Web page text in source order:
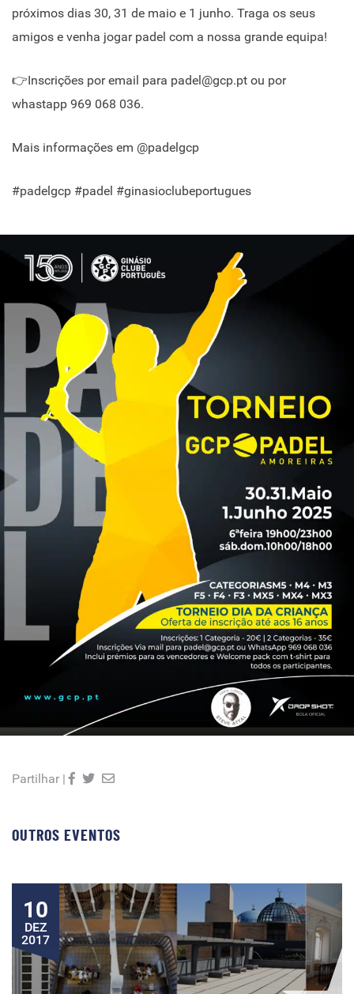
próximos dias 30, 31 de maio e 1 junho. Traga os seus
amigos e venha jogar padel com a nossa grande equipa!
👉Inscrições por email para padel@gcp.pt ou por
whastapp 969 068 036.
Mais informações em @padelgcp
#padelgcp #padel #ginasioclubeportugues
Partilhar |
OUTROS EVENTOS
10
DEZ
2017